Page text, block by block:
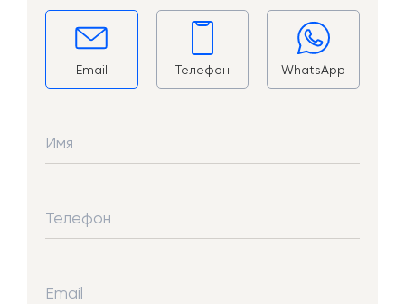
Email Телефон WhatsApp
Имя
Телефон
Email